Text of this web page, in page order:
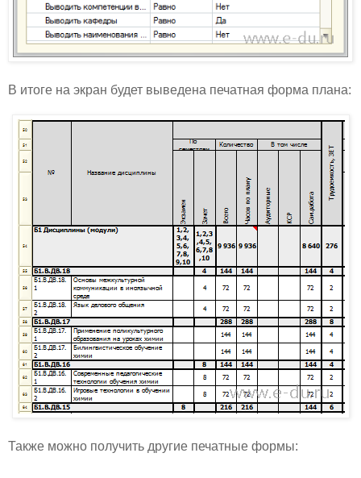
В итоге на экран будет выведена печатная форма плана:
Также можно получить другие печатные формы: